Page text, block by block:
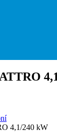
4,1/240 kW